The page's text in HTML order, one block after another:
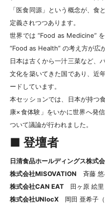
「医食同源」という概念が、食
定義されつつあります。
世界では “Food as Medicine”
“Food as Health” の考え方が広
日本は古くから一汁三菜など、
文化を築いてきた国であり、近
ードしています。
本セッションでは、日本が持つ
康×食体験」をいかに世界へ発
ついて議論が行われました。
■ 登壇者
日清食品ホールディングス株式
株式会社MISOVATION 斉藤 悠
株式会社CAN EAT 田ヶ原 絵里
株式会社UNlocX 岡田 亜希子（